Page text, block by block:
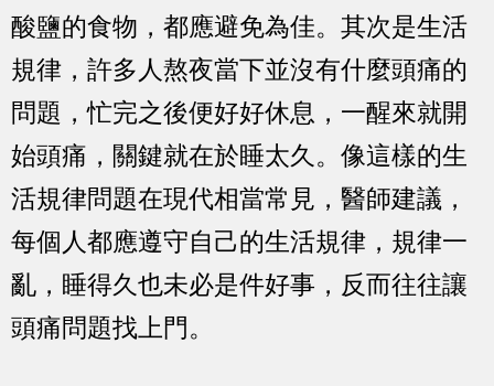
酸鹽的食物，都應避免為佳。其次是生活
規律，許多人熬夜當下並沒有什麼頭痛的
問題，忙完之後便好好休息，一醒來就開
始頭痛，關鍵就在於睡太久。像這樣的生
活規律問題在現代相當常見，醫師建議，
每個人都應遵守自己的生活規律，規律一
亂，睡得久也未必是件好事，反而往往讓
頭痛問題找上門。